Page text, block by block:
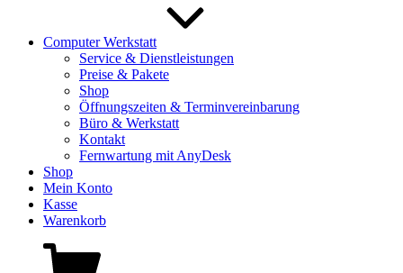
Computer Werkstatt
Service & Dienstleistungen
Preise & Pakete
Shop
Öffnungszeiten & Terminvereinbarung
Büro & Werkstatt
Kontakt
Fernwartung mit AnyDesk
Shop
Mein Konto
Kasse
Warenkorb